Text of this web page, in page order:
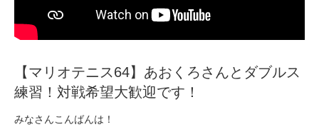
【マリオテニス64】あおくろさんとダブルス
練習！対戦希望大歓迎です！
みなさんこんばんは！